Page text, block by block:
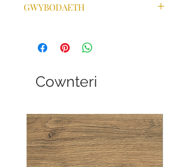
GWYBODAETH
boblogaidd, mae ein Classic Deluxe
ymhellach gyda dewis ehangach o
liwiau a llu o fuddion ychwanegol.
gwylio gwydr bwaog, rheilen tywel
hwylus a chlymau a dolenni rheoli
trwchus, mae'r model hwn ar gael
mewn 9 lliw gwahanol. Yn
ddelfrydol ar gyfer addurno cegin
Cownteri